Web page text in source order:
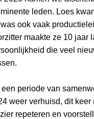
leden. Loes
ook vaak
maakte ze 10 jaar
die veel
een periode van
weer verhuisd, dit
repeteren en